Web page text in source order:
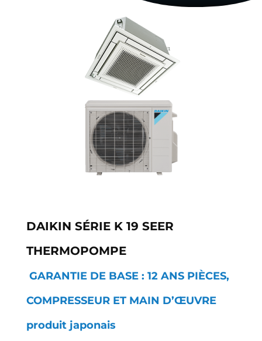
DAIKIN SÉRIE K 19 SEER
THERMOPOMPE
GARANTIE DE BASE : 12 ANS PIÈCES,
COMPRESSEUR ET MAIN D’ŒUVRE
produit japonais